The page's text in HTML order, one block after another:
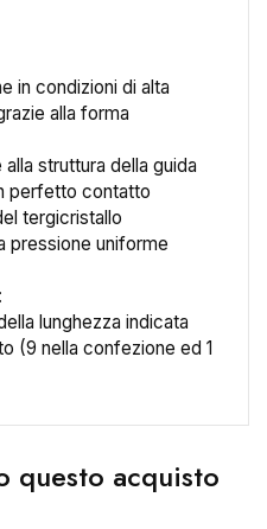
in condizioni di alta
alla forma
struttura della guida
perfetto contatto
tergicristallo
pressione uniforme
lunghezza indicata
(9 nella confezione ed 1
acquisto
×
Crea lista dei desideri